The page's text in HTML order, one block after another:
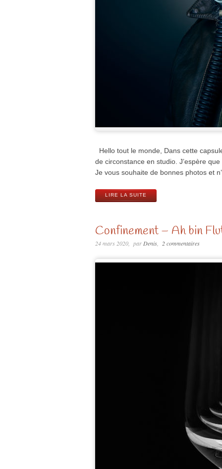
Hello tout le monde, Dans cette
de circonstance en studio. J’espère
Je vous souhaite de bonnes photos et
LIRE LA SUITE
Confinement – Ah bin
24 mars 2020 parDenis 2 commentaires